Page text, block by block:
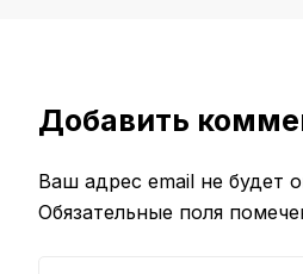
Добавить
Ваш адрес email не будет
Обязательные поля